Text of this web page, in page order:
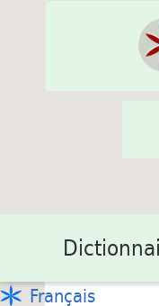
Français